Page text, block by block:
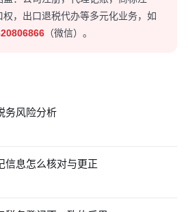
，出口退税代办等多元化业务，如
（微信）。
务风险分析
信息怎么核对与更正